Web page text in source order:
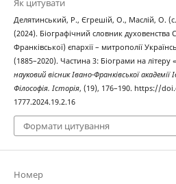
Делятинський, Р., Єгрешій, О., Маслій, О.
(2024). Біографічний словник духовенства
Франківської) єпархії – митрополії
(1885–2020). Частина 3: Біограми на літеру
науковий вісник Івано-Франківської
Філософія. Історія, (19), 176–190. https://
1777.2024.19.2.16
Формати цитування
Номер